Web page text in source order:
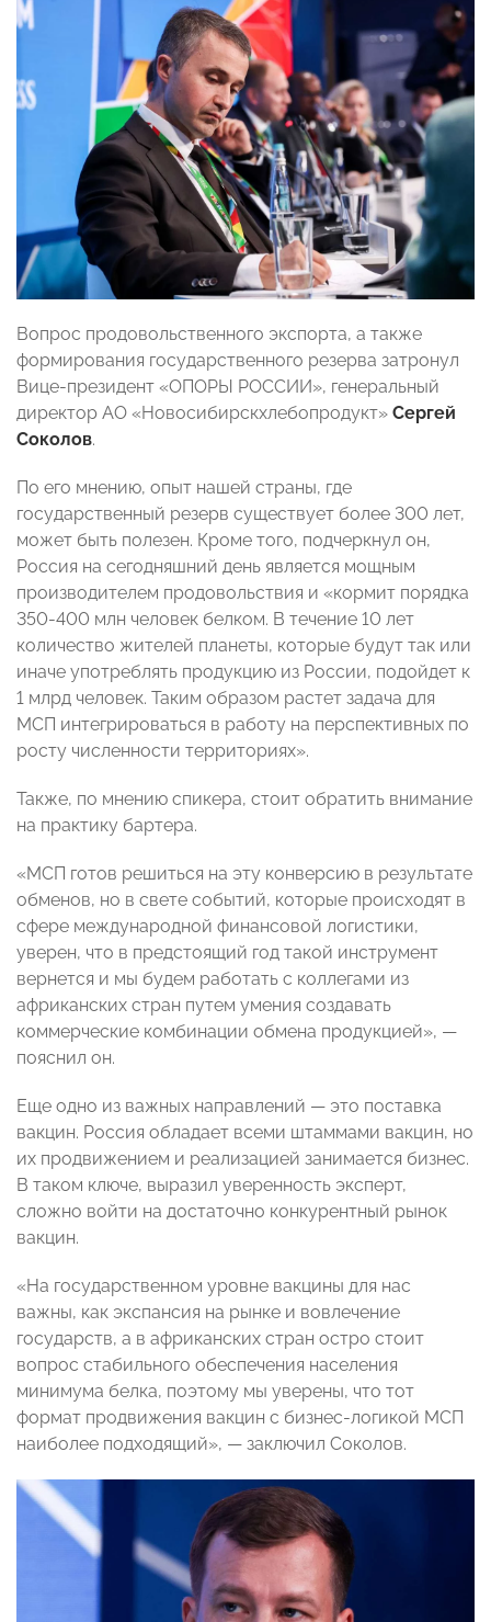
Вопрос продовольственного экспорта, а также
формирования государственного резерва затронул
Вице-президент «ОПОРЫ РОССИИ», генеральный
директор АО «Новосибирскхлебопродукт» Сергей
Соколов.
По его мнению, опыт нашей страны, где
государственный резерв существует более 300 лет,
может быть полезен. Кроме того, подчеркнул он,
Россия на сегодняшний день является мощным
производителем продовольствия и «кормит порядка
350-400 млн человек белком. В течение 10 лет
количество жителей планеты, которые будут так или
иначе употреблять продукцию из России, подойдет к
1 млрд человек. Таким образом растет задача для
МСП интегрироваться в работу на перспективных по
росту численности территориях».
Также, по мнению спикера, стоит обратить внимание
на практику бартера.
«МСП готов решиться на эту конверсию в результате
обменов, но в свете событий, которые происходят в
сфере международной финансовой логистики,
уверен, что в предстоящий год такой инструмент
вернется и мы будем работать с коллегами из
африканских стран путем умения создавать
коммерческие комбинации обмена продукцией», —
пояснил он.
Еще одно из важных направлений — это поставка
вакцин. Россия обладает всеми штаммами вакцин, но
их продвижением и реализацией занимается бизнес.
В таком ключе, выразил уверенность эксперт,
сложно войти на достаточно конкурентный рынок
вакцин.
«На государственном уровне вакцины для нас
важны, как экспансия на рынке и вовлечение
государств, а в африканских стран остро стоит
вопрос стабильного обеспечения населения
минимума белка, поэтому мы уверены, что тот
формат продвижения вакцин с бизнес-логикой МСП
наиболее подходящий», — заключил Соколов.